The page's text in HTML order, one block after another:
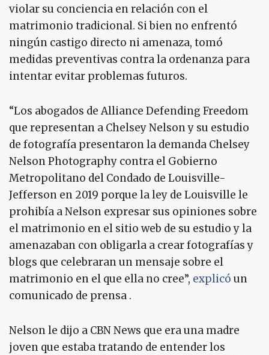
violar su conciencia en relación con el
matrimonio tradicional. Si bien no enfrentó
ningún castigo directo ni amenaza, tomó
medidas preventivas contra la ordenanza para
intentar evitar problemas futuros.
“Los abogados de Alliance Defending Freedom
que representan a Chelsey Nelson y su estudio
de fotografía presentaron la demanda Chelsey
Nelson Photography contra el Gobierno
Metropolitano del Condado de Louisville-
Jefferson en 2019 porque la ley de Louisville le
prohibía a Nelson expresar sus opiniones sobre
el matrimonio en el sitio web de su estudio y la
amenazaban con obligarla a crear fotografías y
blogs que celebraran un mensaje sobre el
matrimonio en el que ella no cree”, explicó un
comunicado de prensa .
Nelson le dijo a CBN News que era una madre
joven que estaba tratando de entender los